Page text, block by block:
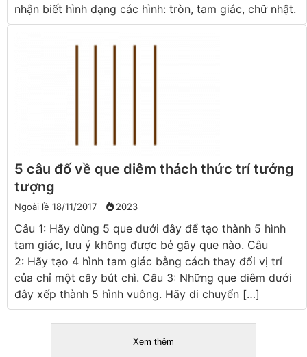
nhận biết hình dạng các hình: tròn, tam giác, chữ nhật.
5 câu đố về que diêm thách thức trí tưởng
tượng
Ngoài lề 18/11/2017 2023
Câu 1: Hãy dùng 5 que dưới đây để tạo thành 5 hình
tam giác, lưu ý không được bẻ gãy que nào. Câu
2: Hãy tạo 4 hình tam giác bằng cách thay đổi vị trí
của chỉ một cây bút chì. Câu 3: Những que diêm dưới
đây xếp thành 5 hình vuông. Hãy di chuyển […]
Xem thêm